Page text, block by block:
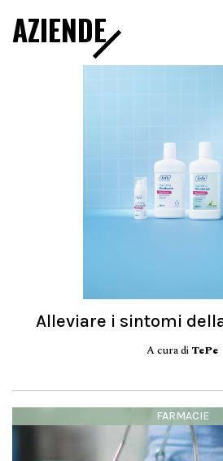
AZIENDE
Alleviare i sintomi
A cura di TePe
FARMACIE